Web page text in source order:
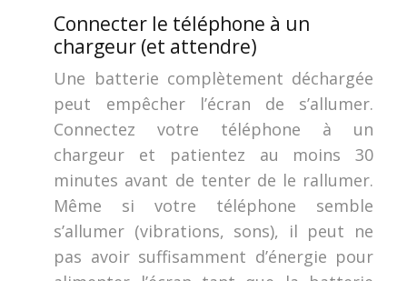
Connecter le téléphone à un
chargeur (et attendre)
Une batterie complètement déchargée
peut empêcher l’écran de s’allumer.
Connectez votre téléphone à un
chargeur et patientez au moins 30
minutes avant de tenter de le rallumer.
Même si votre téléphone semble
s’allumer (vibrations, sons), il peut ne
pas avoir suffisamment d’énergie pour